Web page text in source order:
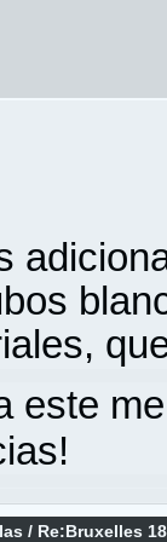
este
/ Re:Bruxelles